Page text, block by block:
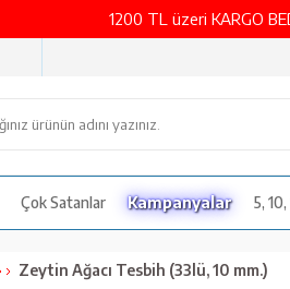
1200 TL üzeri KARGO
Çok Satanlar Kampanyalar 5,
Zeytin Ağacı Tesbih (33lü, 10 mm.)